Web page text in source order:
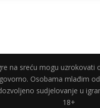
na sreću mogu uzrokovati
Osobama mlađim
sudjelovanje u
18+